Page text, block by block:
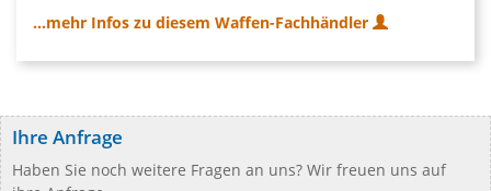
...mehr Infos zu diesem Waffen-Fachhändler
Ihre Anfrage
Haben Sie noch weitere Fragen an uns? Wir freuen uns auf